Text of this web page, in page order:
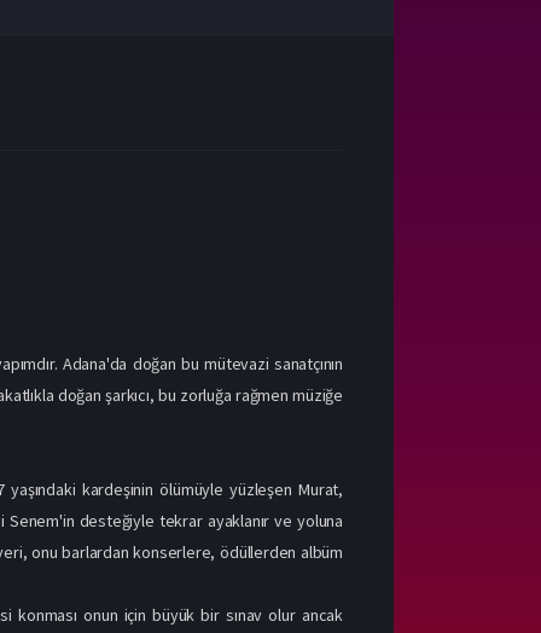
Adana'da doğan bu mütevazi sanatçının
doğan şarkıcı, bu zorluğa rağmen müziğe
yaşındaki kardeşinin ölümüyle yüzleşen Murat,
desteğiyle tekrar ayaklanır ve yoluna
onu barlardan konserlere, ödüllerden albüm
konması onun için büyük bir sınav olur ancak